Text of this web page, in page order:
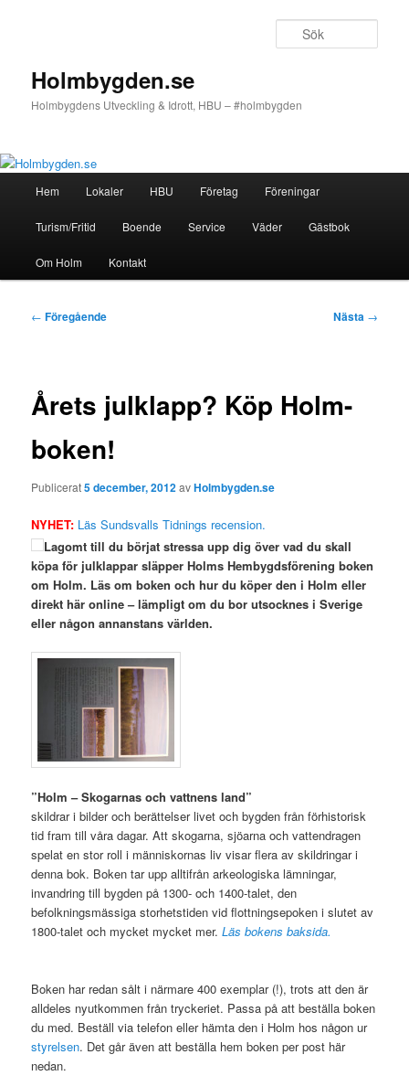
Holmbygden.se
Holmbygdens Utveckling & Idrott, HBU – #holmbygden
Hem Lokaler HBU Företag Föreningar
Turism/Fritid Boende Service Väder Gästbok
Om Holm Kontakt
Inläggsnavigering
← Föregående Nästa →
Årets julklapp? Köp Holm-
boken!
Publicerat5 december, 2012avHolmbygden.se
NYHET: Läs Sundsvalls Tidnings recension.
Lagomt till du börjat stressa upp dig över vad du skall
köpa för julklappar släpper Holms Hembygdsförening boken
om Holm. Läs om boken och hur du köper den i Holm eller
direkt här online – lämpligt om du bor utsocknes i Sverige
eller någon annanstans världen.
”Holm – Skogarnas och vattnens land”
skildrar i bilder och berättelser livet och bygden från förhistorisk
tid fram till våra dagar. Att skogarna, sjöarna och vattendragen
spelat en stor roll i människornas liv visar flera av skildringar i
denna bok. Boken tar upp alltifrån arkeologiska lämningar,
invandring till bygden på 1300- och 1400-talet, den
befolkningsmässiga storhetstiden vid flottningsepoken i slutet av
1800-talet och mycket mycket mer.Läs bokens baksida.
Boken har redan sålt i närmare 400 exemplar (!), trots att den är
alldeles nyutkommen från tryckeriet. Passa på att beställa boken
du med. Beställ via telefon eller hämta den i Holm hos någon ur
styrelsen. Det går även att beställa hem boken per post här
nedan.